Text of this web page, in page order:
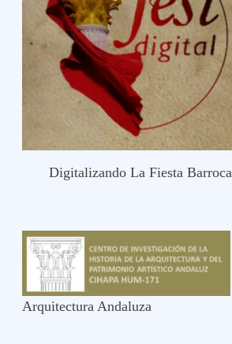
Digitalizando La Fiesta Barroca
Arquitectura Andaluza